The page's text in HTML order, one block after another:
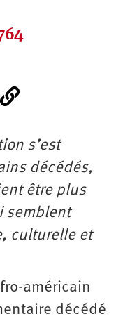
s’est
décédés,
être plus
semblent
culturelle et
américain
décédé